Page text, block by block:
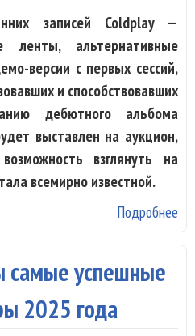
записей Coldplay —
ленты, альтернативные
версии с первых сессий,
и способствовавших
дебютного альбома
выставлен на аукцион,
взглянуть на
всемирно известной.
Подробнее
самые успешные
2025 года